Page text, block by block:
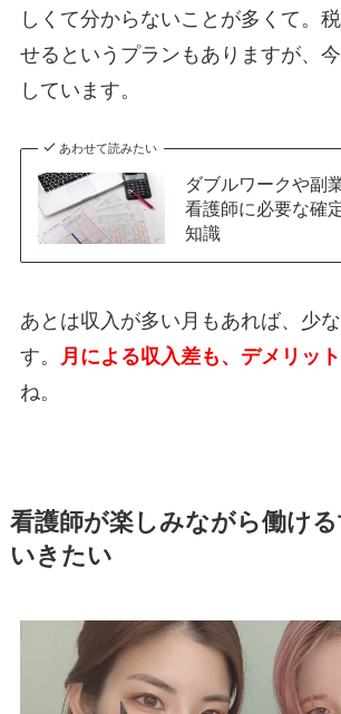
しくて分からないことが多くて。
せるというプランもありますが、
しています。
あわせて読みたい
ダブルワークや副
看護師に必要な確
知識
あとは収入が多い月もあれば、少
す。
月による収入差も、デメリット
ね。
看護師が楽しみながら働け
いきたい